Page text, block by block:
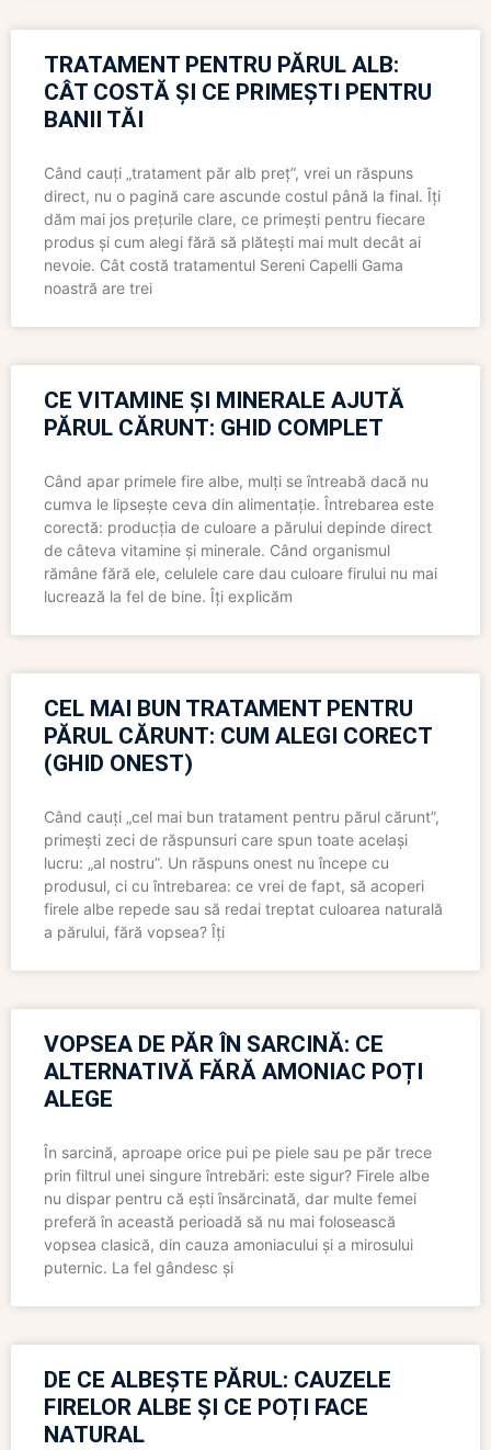
TRATAMENT PENTRU PĂRUL ALB:
CÂT COSTĂ ȘI CE PRIMEȘTI PENTRU
BANII TĂI
Când cauți „tratament păr alb preț”, vrei un răspuns
direct, nu o pagină care ascunde costul până la final. Îți
dăm mai jos prețurile clare, ce primești pentru fiecare
produs și cum alegi fără să plătești mai mult decât ai
nevoie. Cât costă tratamentul Sereni Capelli Gama
noastră are trei
CE VITAMINE ȘI MINERALE AJUTĂ
PĂRUL CĂRUNT: GHID COMPLET
Când apar primele fire albe, mulți se întreabă dacă nu
cumva le lipsește ceva din alimentație. Întrebarea este
corectă: producția de culoare a părului depinde direct
de câteva vitamine și minerale. Când organismul
rămâne fără ele, celulele care dau culoare firului nu mai
lucrează la fel de bine. Îți explicăm
CEL MAI BUN TRATAMENT PENTRU
PĂRUL CĂRUNT: CUM ALEGI CORECT
(GHID ONEST)
Când cauți „cel mai bun tratament pentru părul cărunt”,
primești zeci de răspunsuri care spun toate același
lucru: „al nostru”. Un răspuns onest nu începe cu
produsul, ci cu întrebarea: ce vrei de fapt, să acoperi
firele albe repede sau să redai treptat culoarea naturală
a părului, fără vopsea? Îți
VOPSEA DE PĂR ÎN SARCINĂ: CE
ALTERNATIVĂ FĂRĂ AMONIAC POȚI
ALEGE
În sarcină, aproape orice pui pe piele sau pe păr trece
prin filtrul unei singure întrebări: este sigur? Firele albe
nu dispar pentru că ești însărcinată, dar multe femei
preferă în această perioadă să nu mai folosească
vopsea clasică, din cauza amoniacului și a mirosului
puternic. La fel gândesc și
DE CE ALBEȘTE PĂRUL: CAUZELE
FIRELOR ALBE ȘI CE POȚI FACE
NATURAL